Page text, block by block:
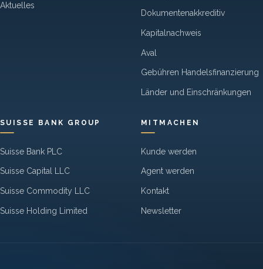
Aktuelles
Dokumentenakkreditiv
Kapitalnachweis
Aval
Gebühren Handelsfinanzierung
Länder und Einschränkungen
SUISSE BANK GROUP
Suisse Bank PLC
Suisse Capital LLC
Suisse Commodity LLC
Suisse Holding Limited
MITMACHEN
Kunde werden
Agent werden
Kontakt
Newsletter